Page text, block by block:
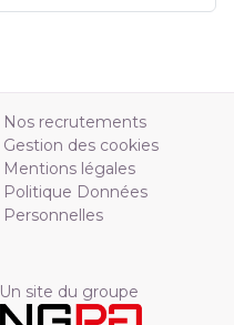
Nos recrutements
Gestion des cookies
Mentions légales
Politique Données
Personnelles
Un site du groupe